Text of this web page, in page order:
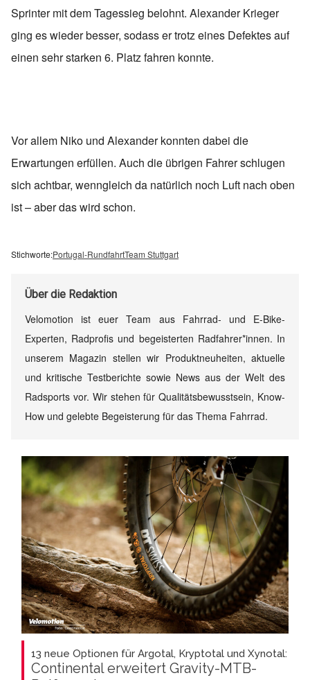
Sprinter mit dem Tagessieg belohnt. Alexander Krieger
ging es wieder besser, sodass er trotz eines Defektes auf
einen sehr starken 6. Platz fahren konnte.
Vor allem Niko und Alexander konnten dabei die
Erwartungen erfüllen. Auch die übrigen Fahrer schlugen
sich achtbar, wenngleich da natürlich noch Luft nach oben
ist – aber das wird schon.
Stichworte:Portugal-RundfahrtTeam Stuttgart
Überdie Redaktion
Velomotion ist euer Team aus Fahrrad- und E-Bike-
Experten, Radprofis und begeisterten Radfahrer*innen. In
unserem Magazin stellen wir Produktneuheiten, aktuelle
und kritische Testberichte sowie News aus der Welt des
Radsports vor. Wir stehen für Qualitätsbewusstsein, Know-
How und gelebte Begeisterung für das Thema Fahrrad.
13 neue Optionen für Argotal, Kryptotal und Xynotal:
Continental erweitert Gravity-MTB-